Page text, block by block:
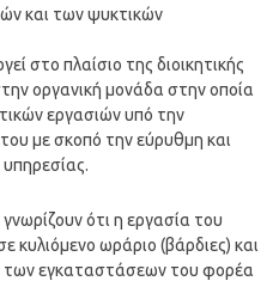
και των ψυκτικών
στο πλαίσιο της διοικητικής
οργανική μονάδα στην οποία
εργασιών υπό την
με σκοπό την εύρυθμη και
ότι η εργασία του
κυλιόμενο ωράριο (βάρδιες) και
των εγκαταστάσεων του φορέα